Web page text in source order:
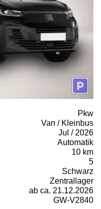
Pkw
Van / Kleinbus
Jul / 2026
Automatik
10 km
5
Schwarz
Zentrallager
ab ca. 21.12.2026
GW-V2840